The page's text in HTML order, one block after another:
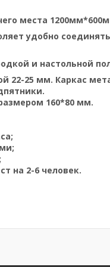
места
удобно
и настольной
22-25 мм. Каркас
160*80 мм.
на 2-6 человек.